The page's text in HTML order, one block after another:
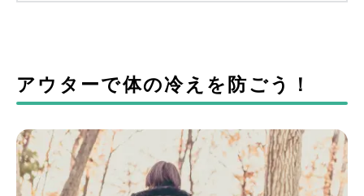
アウターで体の冷えを防ごう！